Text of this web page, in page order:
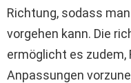
Richtung, sodass
vorgehen kann. Die
ermöglicht es
Anpassungen